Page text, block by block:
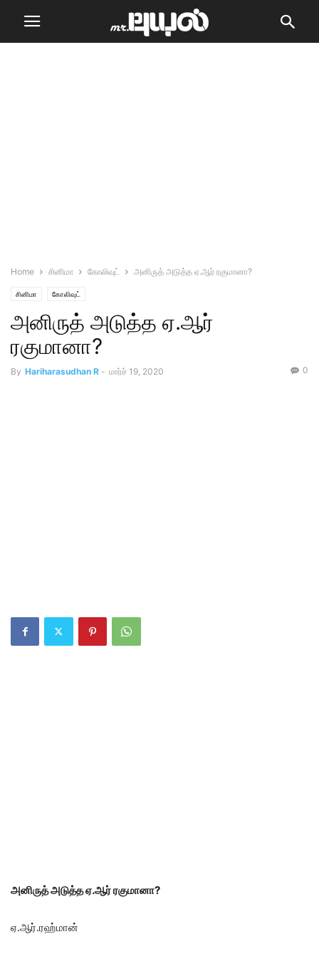
Home சினிமா கோலிவுட் அனிருத் அடுத்த ஏ.ஆர் ரகுமானா?
சினிமா கோலிவுட்
அனிருத் அடுத்த ஏ.ஆர்
ரகுமானா?
By Hariharasudhan R - மார்ச் 19, 2020 0
அனிருத் அடுத்த ஏ.ஆர் ரகுமானா?
ஏ.ஆர்.ரஹ்மான்